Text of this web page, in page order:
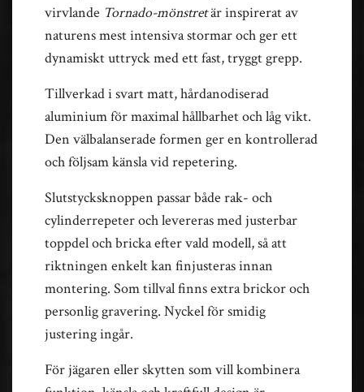
virvlande Tornado-mönstretär inspirerat av
naturens mest intensiva stormar och ger ett
dynamiskt uttryck med ett fast, tryggt grepp.
Tillverkad i svart matt, hårdanodiserad
aluminium för maximal hållbarhet och låg vikt.
Den välbalanserade formen ger en kontrollerad
och följsam känsla vid repetering.
Slutstycksknoppen passar både rak- och
cylinderrepeter och levereras med justerbar
toppdel och bricka efter vald modell, så att
riktningen enkelt kan finjusteras innan
montering. Som tillval finns extra brickor och
personlig gravering. Nyckel för smidig
justering ingår.
För jägaren eller skytten som vill kombinera